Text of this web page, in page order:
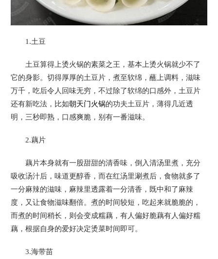
1.土豆
土豆算得上烫火锅的素菜之王，基本上烫火锅就少不了
它的身影。切得厚厚的土豆片，煮至软绵，蘸上调料，滋味
万千，吃后令人回味无穷，不过除了软绵的口感外，土豆片
还有新吃法，比如朝天门火锅的功夫土豆片，薄得几近透
明，三秒即熟，口感爽脆，别有一番滋味。
2.藕片
藕片本身就有一股甜甜的清香味，倒入清汤里煮，充分
吸收汤汁后，味道更醇香，而在红汤里涮煮后，食物就多了
一分麻辣的滋味，麻辣里透露着一分清香，既中和了麻辣
度，又让食物滋味翻倍。煮的时间较短，吃起来就脆脆的，
而煮的时间稍长，则会变成糯藕，有人偏好脆藕有人偏好糯
藕，根据自身的爱好决定烫菜时间即可。
3.海带苗